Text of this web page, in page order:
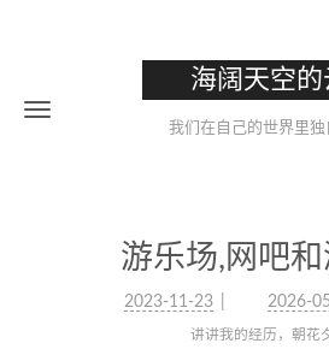
海阔天空的
我们在自己的世界里独
游乐场,网吧
2023-11-23 2026-
讲讲我的经历，朝花